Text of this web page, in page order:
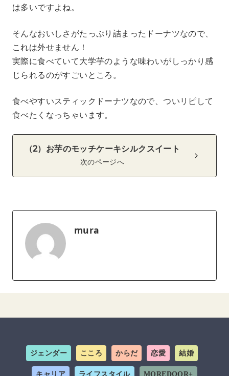
は多いですよね。
そんなおいしさがたっぷり詰まったドーナツなので、
これは外せません！
実際に食べていて大学芋のような味わいがしっかり感
じられるのがすごいところ。
食べやすいスティックドーナツなので、ついリピして
食べたくなっちゃいます。
（2）お芋のモッチケーキシルクスイート
次のページへ
mura
ジェンダー こころ からだ 恋愛 結婚
キャリア ライフスタイル MOREDOOR+